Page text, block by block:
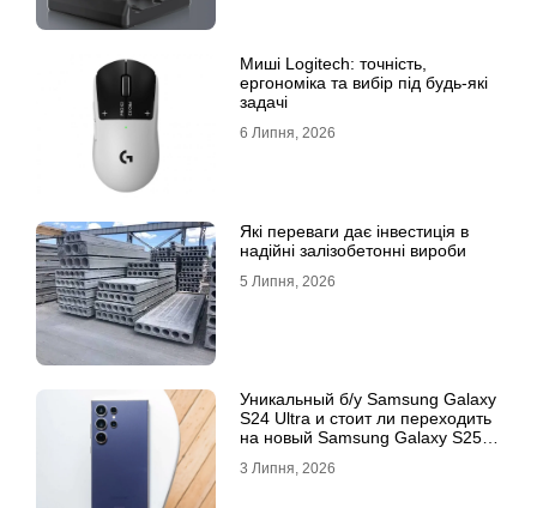
Миші Logitech: точність,
ергономіка та вибір під будь-які
задачі
6 Липня, 2026
Які переваги дає інвестиція в
надійні залізобетонні вироби
5 Липня, 2026
Уникальный б/у Samsung Galaxy
S24 Ultra и стоит ли переходить
на новый Samsung Galaxy S25
3 Липня, 2026